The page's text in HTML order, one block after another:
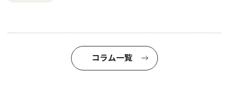
コラム一覧